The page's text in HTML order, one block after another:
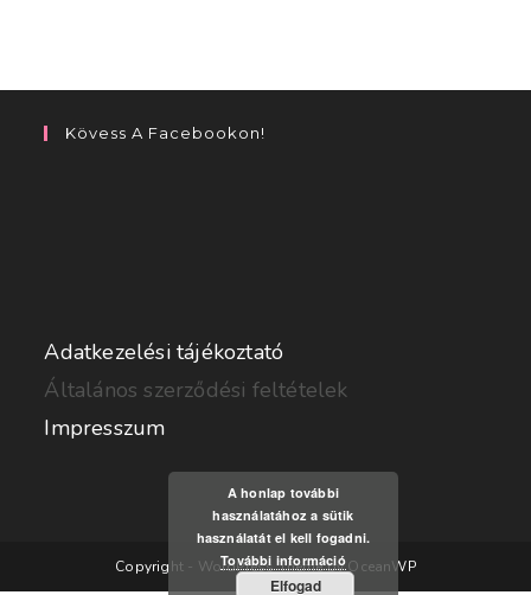
Kövess A Facebookon!
Adatkezelési tájékoztató
Általános szerződési feltételek
Impresszum
Copyright - WordPress Theme by OceanWP
A honlap további
használatához a sütik
használatát el kell fogadni.
További információ
Elfogad